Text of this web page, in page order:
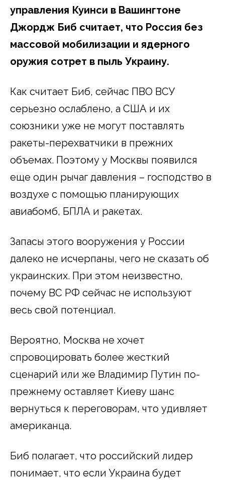
управления Куинси в Вашингтоне
Джордж Биб считает, что Россия без
массовой мобилизации и ядерного
оружия сотрет в пыль Украину.
Как считает Биб, сейчас ПВО ВСУ
серьезно ослаблено, а США и их
союзники уже не могут поставлять
ракеты-перехватчики в прежних
объемах. Поэтому у Москвы появился
еще один рычаг давления – господство в
воздухе с помощью планирующих
авиабомб, БПЛА и ракетах.
Запасы этого вооружения у России
далеко не исчерпаны, чего не сказать об
украинских. При этом неизвестно,
почему ВС РФ сейчас не используют
весь свой потенциал.
Вероятно, Москва не хочет
спровоцировать более жесткий
сценарий или же Владимир Путин по-
прежнему оставляет Киеву шанс
вернуться к переговорам, что удивляет
американца.
Биб полагает, что российский лидер
понимает, что если Украина будет